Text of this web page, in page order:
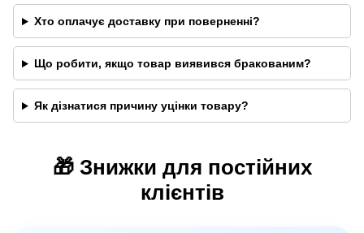
Хто оплачує доставку при поверненні?
Що робити, якщо товар виявився бракованим?
Як дізнатися причину уцінки товару?
🎁 Знижки для постійних
клієнтів